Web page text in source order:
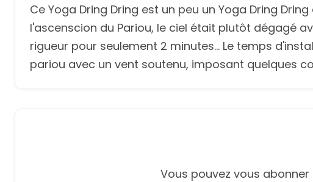
Ce Yoga Dring Dring est un peu un Yoga Dring
l'ascenscion du Pariou, le ciel était plutôt dégagé
rigueur pour seulement 2 minutes... Le temps
pariou avec un vent soutenu, imposant quelques
Vous pouvez vous